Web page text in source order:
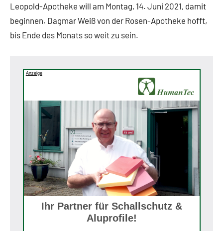
Leopold-Apotheke will am Montag, 14. Juni 2021, damit
beginnen. Dagmar Weiß von der Rosen-Apotheke hofft,
bis Ende des Monats so weit zu sein.
Anzeige
Ihr Partner für Schallschutz &
Aluprofile!